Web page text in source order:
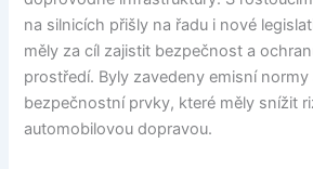
na silnicích přišly na řadu i nové
měly za cíl zajistit bezpečnost a
prostředí. Byly zavedeny emisní
bezpečnostní prvky, které měly snížit
automobilovou dopravou.